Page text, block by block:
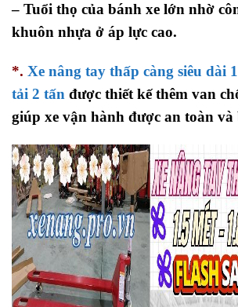
– Tuổi thọ của bánh xe lớn nhờ
khuôn nhựa ở áp lực cao.
*. Xe nâng tay thấp càng siêu dài
tải 2 tấn được thiết kế thêm van
giúp xe vận hành được an toàn và